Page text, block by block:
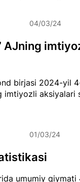
birjasi 2024-yil
imtiyozli
AJning
04/03/24
umumiy
01/03/24